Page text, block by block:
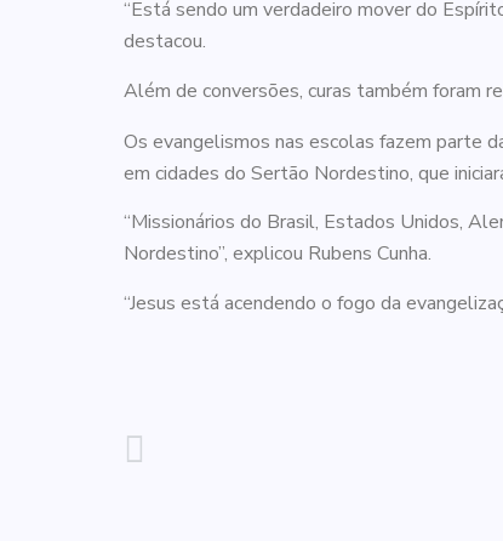
“Está sendo um verdadeiro mover do
destacou.
Além de conversões, curas também foram
Os evangelismos nas escolas fazem parte
em cidades do Sertão Nordestino, que
“Missionários do Brasil, Estados Unidos,
Nordestino”, explicou Rubens Cunha.
“Jesus está acendendo o fogo da